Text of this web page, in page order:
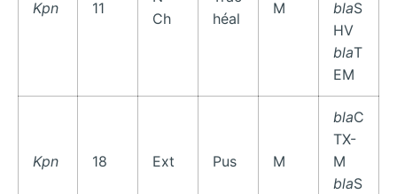
Kpn 11
Ch
héal
M blaS
HV
blaT
EM
Kpn 18 Ext Pus M
blaC
TX-
M
blaS